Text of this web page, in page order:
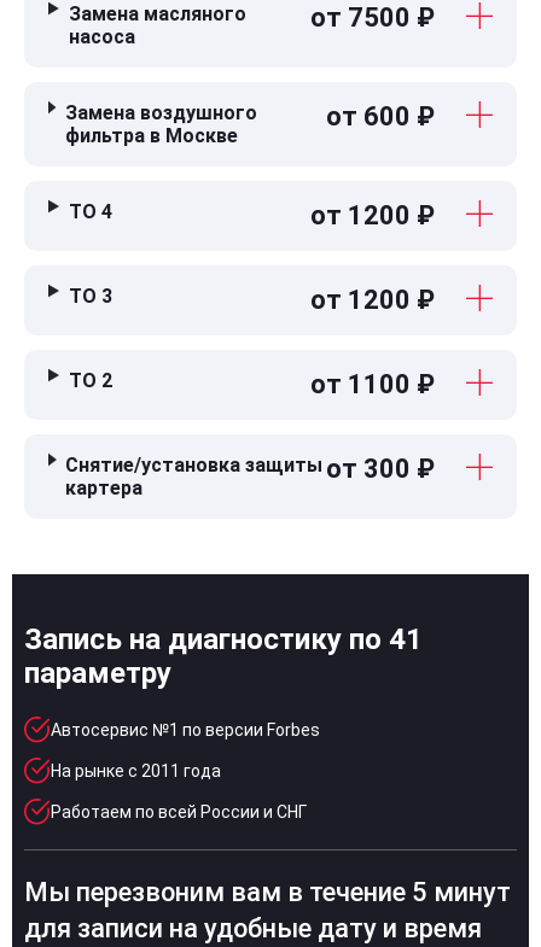
Замена масляного
насоса
от 7500 ₽
Замена воздушного
фильтра в Москве
от 600 ₽
ТО 4 от 1200 ₽
ТО 3 от 1200 ₽
ТО 2 от 1100 ₽
Снятие/установка защиты
картера
от 300 ₽
Запись на диагностику по 41
параметру
Автосервис №1 по версии Forbes
На рынке с 2011 года
Работаем по всей России и СНГ
Мы перезвоним вам в течение 5 минут
для записи на удобные дату и время